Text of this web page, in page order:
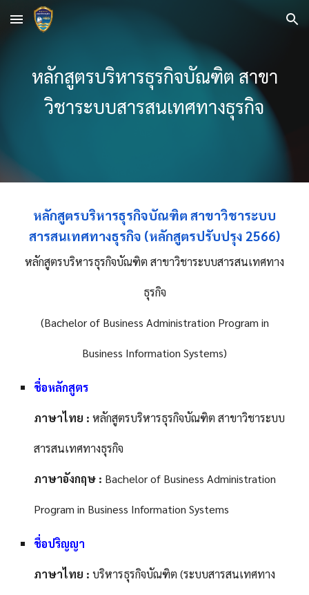
Skip to main content Skip to navigation
หลักสูตรบริหารธุรกิจบัณฑิต สาขา
วิชาระบบสารสนเทศทางธุรกิจ
หลักสูตรบริหารธุรกิจบัณฑิต สาขาวิชาระบบ
สารสนเทศทางธุรกิจ (หลักสูตรปรับปรุง 2566)
หลักสูตรบริหารธุรกิจบัณฑิต สาขาวิชาระบบสารสนเทศทาง
ธุรกิจ
(Bachelor of Business Administration Program in
Business Information Systems)
ชื่อหลักสูตร
ภาษาไทย :หลักสูตรบริหารธุรกิจบัณฑิต สาขาวิชาระบบ
สารสนเทศทางธุรกิจ
ภาษาอังกฤษ : Bachelor of Business Administration
Program in Business Information Systems
ชื่อปริญญา
ภาษาไทย :บริหารธุรกิจบัณฑิต (ระบบสารสนเทศทาง